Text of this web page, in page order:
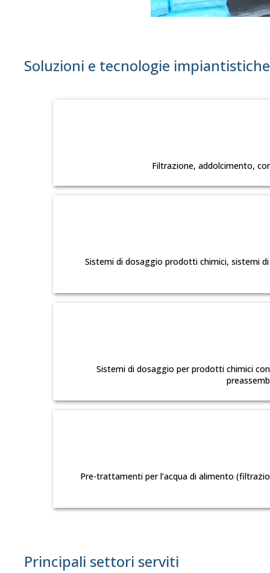
Soluzioni e tecnologie impiantistiche
Filtrazione, addolcimento,
Sistemi di dosaggio prodotti chimici, sistemi
Sistemi di dosaggio per prodotti chimici
Pre-trattamenti per l’acqua di alimento
Principali settori serviti